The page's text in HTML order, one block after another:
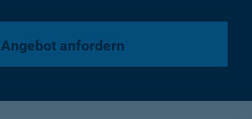
Angebot anfordern